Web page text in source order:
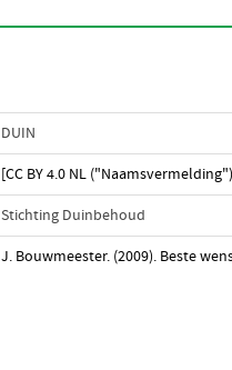
DUIN
[CC BY 4.0 NL
Stichting Duinbehoud
J. Bouwmeester. (2009). Beste